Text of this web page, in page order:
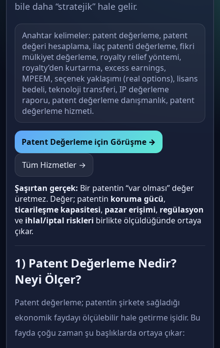
bile daha “stratejik” hale gelir.
Anahtar kelimeler: patent değerleme, patent
değeri hesaplama, ilaç patenti değerleme, fikri
mülkiyet değerleme, royalty relief yöntemi,
royalty’den kurtarma, excess earnings,
MPEEM, seçenek yaklaşımı (real options), lisans
bedeli, teknoloji transferi, IP değerleme
raporu, patent değerleme danışmanlık, patent
değerleme hizmeti.
Patent Değerleme için Görüşme →
Tüm Hizmetler →
Şaşırtan gerçek: Bir patentin “var olması” değer
üretmez. Değer; patentin koruma gücü,
ticarileşme kapasitesi, pazar erişimi, regülasyon
ve ihlal/iptal riskleri birlikte ölçüldüğünde ortaya
çıkar.
1) Patent Değerleme Nedir?
Neyi Ölçer?
Patent değerleme; patentin şirkete sağladığı
ekonomik faydayı ölçülebilir hale getirme işidir. Bu
fayda çoğu zaman şu başlıklarda ortaya çıkar: